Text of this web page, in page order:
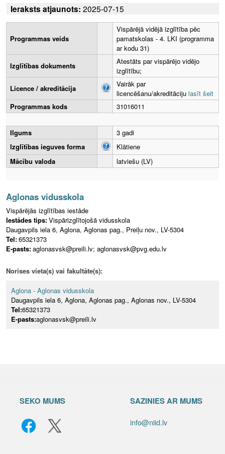
Ieraksts atjaunots: 2025-07-15
Programmas veids
Vispārējā vidējā izglītība pēc
pamatskolas - 4. LKI (programma
ar kodu 31)
Izglītības dokuments
Atestāts par vispārējo vidējo
izglītību;
Licence / akreditācija
Vairāk par
licencēšanu/akreditāciju lasīt šeit
Programmas kods
31016011
Ilgums
3 gadi
Izglītības ieguves forma
Klātiene
Mācību valoda
latviešu (LV)
Aglonas vidusskola
Vispārējās izglītības iestāde
Iestādes tips:Vispārizglītojošā vidusskola
Daugavpils iela 6, Aglona, Aglonas pag., Preiļu nov., LV-5304
Tel:65321373
E-pasts:aglonasvsk@preili.lv; aglonasvsk@pvg.edu.lv
Norises vieta(s) vai fakultāte(s):
Aglona - Aglonas vidusskola
Daugavpils iela 6, Aglona, Aglonas pag., Aglonas nov., LV-5304
Tel:65321373
E-pasts:aglonasvsk@preili.lv
SEKO MUMS SAZINIES AR MUMS
info@niid.lv